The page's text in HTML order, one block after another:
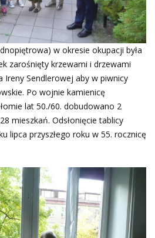
w okresie okupacji była
zarośnięty krzewami i drzewami
Ireny Sendlerowej aby w piwnicy
Po wojnie kamienicę
lat 50./60. dobudowano 2
mieszkań. Odsłonięcie tablicy
lipca przyszłego roku w 55. rocznicę